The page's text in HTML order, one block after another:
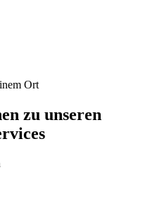
Ort
zu unseren